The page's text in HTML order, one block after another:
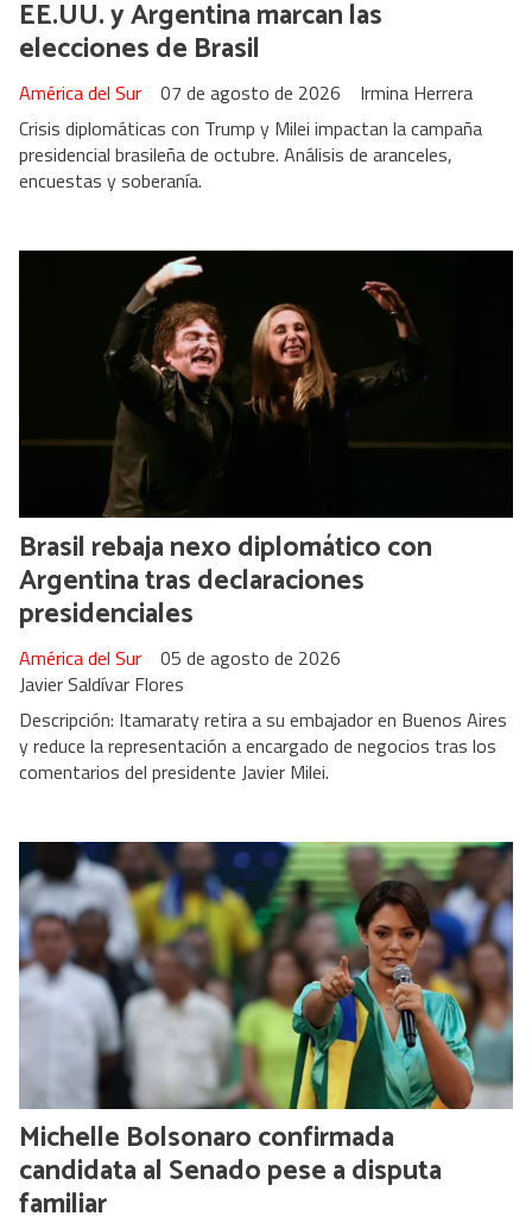
EE.UU. y Argentina marcan las
elecciones de Brasil
Irmina Herrera
América del Sur
07 de agosto de 2026
Crisis diplomáticas con Trump y Milei impactan la campaña
presidencial brasileña de octubre. Análisis de aranceles,
encuestas y soberanía.
Brasil rebaja nexo diplomático con
Argentina tras declaraciones
presidenciales
Javier Saldívar Flores
América del Sur 05 de agosto de 2026
Descripción: Itamaraty retira a su embajador en Buenos Aires
y reduce la representación a encargado de negocios tras los
comentarios del presidente Javier Milei.
Michelle Bolsonaro confirmada
candidata al Senado pese a disputa
familiar